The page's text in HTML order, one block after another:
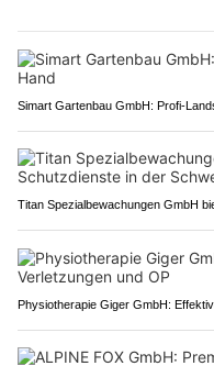
Simart Gartenbau GmbH: Profi-
Titan Spezialbewachungen GmbH
Physiotherapie Giger GmbH: